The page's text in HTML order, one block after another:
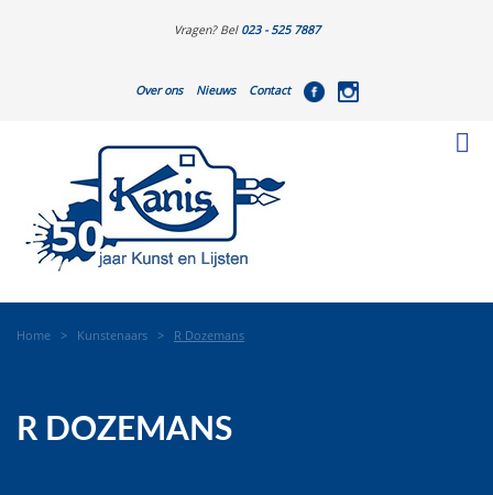
Vragen? Bel 023 - 525 7887
Over ons Nieuws Contact
Home > Kunstenaars > R Dozemans
R DOZEMANS